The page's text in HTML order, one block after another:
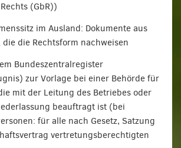
(GbR))
im Ausland: Dokumente aus
die die Rechtsform nachweisen
Bundeszentralregister
zur Vorlage bei einer Behörde für
mit der Leitung des Betriebes oder
beauftragt ist (bei
für alle nach Gesetz, Satzung
vertretungsberechtigten